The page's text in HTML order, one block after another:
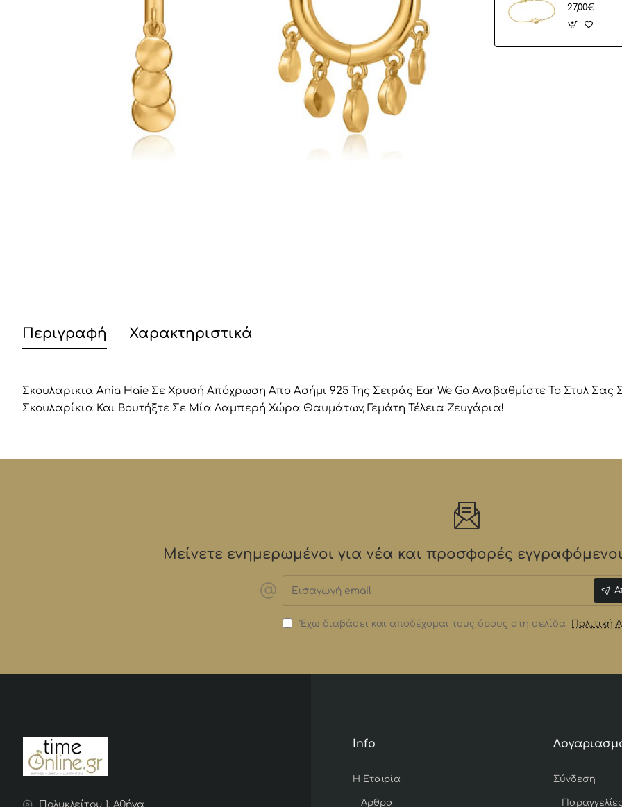
27,00€
Περιγραφή Χαρακτηριστικά
Σκουλαρικια Ania Haie Σε Χρυσή Απόχρωση Απο Ασήμι 925 Της Σειράς Ear We Go Αναβαθμίστε Το Στυλ Σας
Σκουλαρίκια Και Βουτήξτε Σε Μία Λαμπερή Χώρα Θαυμάτων, Γεμάτη Τέλεια Ζευγάρια!
Μείνετε ενημερωμένοι για νέα και προσφορές
email
Έχω διαβάσει και αποδέχομαι τους όρους στη σελίδα Πολιτική
Πολυκλείτου 1, Αθήνα
Info
Η Εταιρία
Άρθρα
Σύνδεση